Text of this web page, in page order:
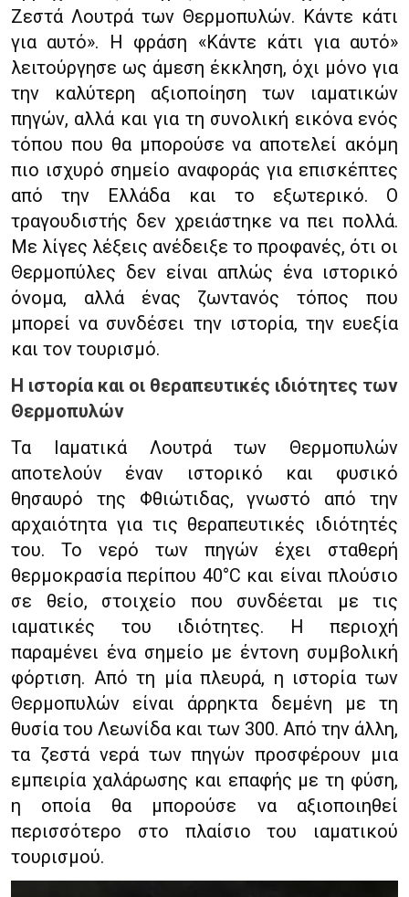
Ζεστά Λουτρά των Θερμοπυλών. Κάντε κάτι
για αυτό». Η φράση «Κάντε κάτι για αυτό»
λειτούργησε ως άμεση έκκληση, όχι μόνο για
την καλύτερη αξιοποίηση των ιαματικών
πηγών, αλλά και για τη συνολική εικόνα ενός
τόπου που θα μπορούσε να αποτελεί ακόμη
πιο ισχυρό σημείο αναφοράς για επισκέπτες
από την Ελλάδα και το εξωτερικό. Ο
τραγουδιστής δεν χρειάστηκε να πει πολλά.
Με λίγες λέξεις ανέδειξε το προφανές, ότι οι
Θερμοπύλες δεν είναι απλώς ένα ιστορικό
όνομα, αλλά ένας ζωντανός τόπος που
μπορεί να συνδέσει την ιστορία, την ευεξία
και τον τουρισμό.
Η ιστορία και οι θεραπευτικές ιδιότητες των
Θερμοπυλών
Τα Ιαματικά Λουτρά των Θερμοπυλών
αποτελούν έναν ιστορικό και φυσικό
θησαυρό της Φθιώτιδας, γνωστό από την
αρχαιότητα για τις θεραπευτικές ιδιότητές
του. Το νερό των πηγών έχει σταθερή
θερμοκρασία περίπου 40°C και είναι πλούσιο
σε θείο, στοιχείο που συνδέεται με τις
ιαματικές του ιδιότητες. Η περιοχή
παραμένει ένα σημείο με έντονη συμβολική
φόρτιση. Από τη μία πλευρά, η ιστορία των
Θερμοπυλών είναι άρρηκτα δεμένη με τη
θυσία του Λεωνίδα και των 300. Από την άλλη,
τα ζεστά νερά των πηγών προσφέρουν μια
εμπειρία χαλάρωσης και επαφής με τη φύση,
η οποία θα μπορούσε να αξιοποιηθεί
περισσότερο στο πλαίσιο του ιαματικού
τουρισμού.